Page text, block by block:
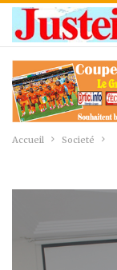
Accueil Societé